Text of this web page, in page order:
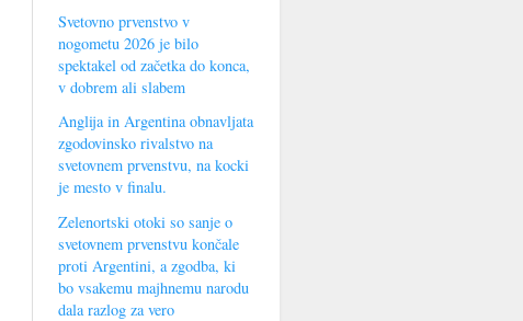
Svetovno prvenstvo v
nogometu 2026 je bilo
spektakel od začetka do konca,
v dobrem ali slabem
Anglija in Argentina obnavljata
zgodovinsko rivalstvo na
svetovnem prvenstvu, na kocki
je mesto v finalu.
Zelenortski otoki so sanje o
svetovnem prvenstvu končale
proti Argentini, a zgodba, ki
bo vsakemu majhnemu narodu
dala razlog za vero